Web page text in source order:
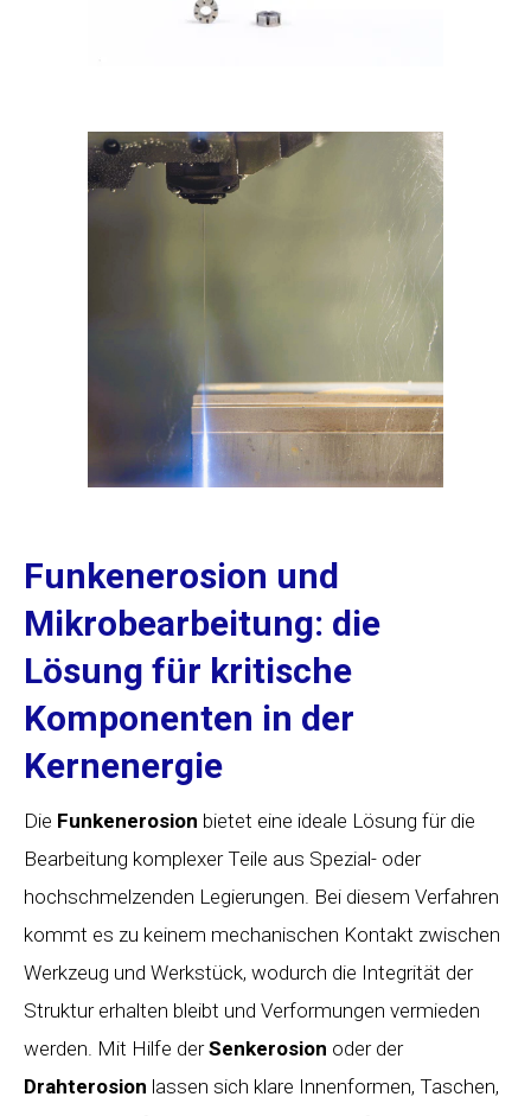
Funkenerosion und
Mikrobearbeitung: die
Lösung für kritische
Komponenten in der
Kernenergie
Die Funkenerosion bietet eine ideale Lösung für die
Bearbeitung komplexer Teile aus Spezial- oder
hochschmelzenden Legierungen. Bei diesem Verfahren
kommt es zu keinem mechanischen Kontakt zwischen
Werkzeug und Werkstück, wodurch die Integrität der
Struktur erhalten bleibt und Verformungen vermieden
werden. Mit Hilfe derSenkerosion oder der
Drahterosion lassen sich klare Innenformen, Taschen,